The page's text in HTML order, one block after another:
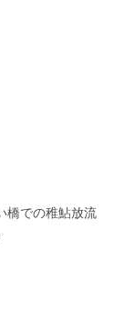
での稚鮎放流